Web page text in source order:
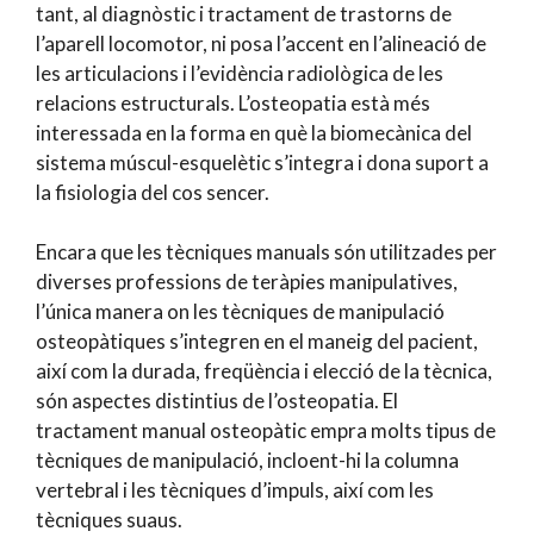
tant, al diagnòstic i tractament de trastorns de
l’aparell locomotor, ni posa l’accent en l’alineació de
les articulacions i l’evidència radiològica de les
relacions estructurals. L’osteopatia està més
interessada en la forma en què la biomecànica del
sistema múscul-esquelètic s’integra i dona suport a
la fisiologia del cos sencer.
Encara que les tècniques manuals són utilitzades per
diverses professions de teràpies manipulatives,
l’única manera on les tècniques de manipulació
osteopàtiques s’integren en el maneig del pacient,
així com la durada, freqüència i elecció de la tècnica,
són aspectes distintius de l’osteopatia. El
tractament manual osteopàtic empra molts tipus de
tècniques de manipulació, incloent-hi la columna
vertebral i les tècniques d’impuls, així com les
tècniques suaus.